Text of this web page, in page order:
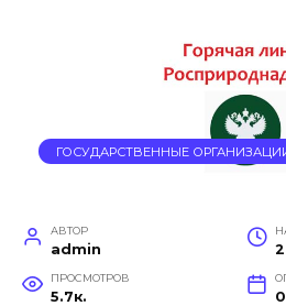
ГОСУДАРСТВЕННЫЕ
АВТОР
admin
ПРОСМОТРОВ
5.7к.